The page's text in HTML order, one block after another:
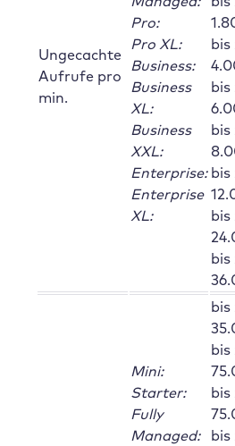
Ungecachte
Aufrufe pro
min.
Pro:
Pro XL:
Business:
Business
XL:
Business
XXL:
Enterprise:
Enterprise
XL:
bis
bis
bis
bis
bis
bis
Mini:
Starter:
Fully
Managed:
bis
bis
bis
bis